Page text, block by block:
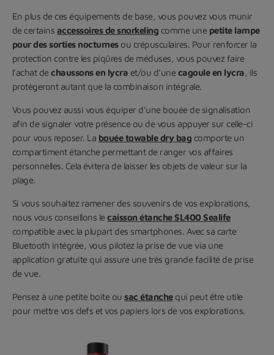
En plus de ces équipements de base, vous pouvez vous munir
de certains accessoires de snorkeling comme une petite lampe
pour des sorties nocturnesou crépusculaires. Pour renforcer la
protection contre les piqûres de méduses, vous pouvez faire
l’achat dechaussons en lycra et/ou d’unecagoule en lycra , ils
protègeront autant que la combinaison intégrale.
Vous pouvez aussi vous équiper d’une bouée de signalisation
afin de signaler votre présence ou de vous appuyer sur celle-ci
pour vous reposer. La bouée towable dry bag comporte un
compartiment étanche permettant de ranger vos affaires
personnelles. Cela évitera de laisser les objets de valeur sur la
plage.
Si vous souhaitez ramener des souvenirs de vos explorations,
nous vous conseillons lecaisson étanche SL400 Sealife
compatible avec la plupart des smartphones. Avec sa carte
Bluetooth intégrée, vous pilotez la prise de vue via une
application gratuite qui assure une très grande facilité de prise
de vue.
Pensez à une petite boite ou sac étanchequi peut être utile
pour mettre vos clefs et vos papiers lors de vos explorations.